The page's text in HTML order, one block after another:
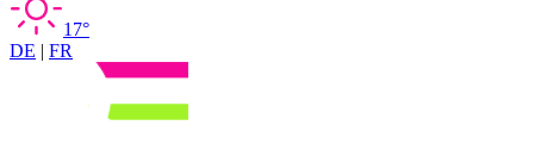
17°
DE | FR